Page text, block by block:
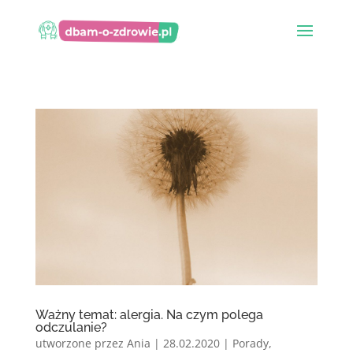
Ważny temat: alergia. Na czym polega
odczulanie?
utworzone przez Ania | 28.02.2020| Porady,